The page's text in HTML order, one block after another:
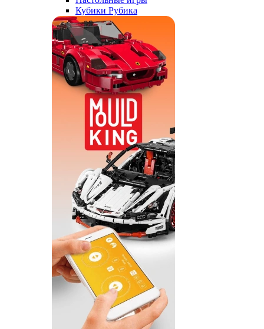
Кубики Рубика